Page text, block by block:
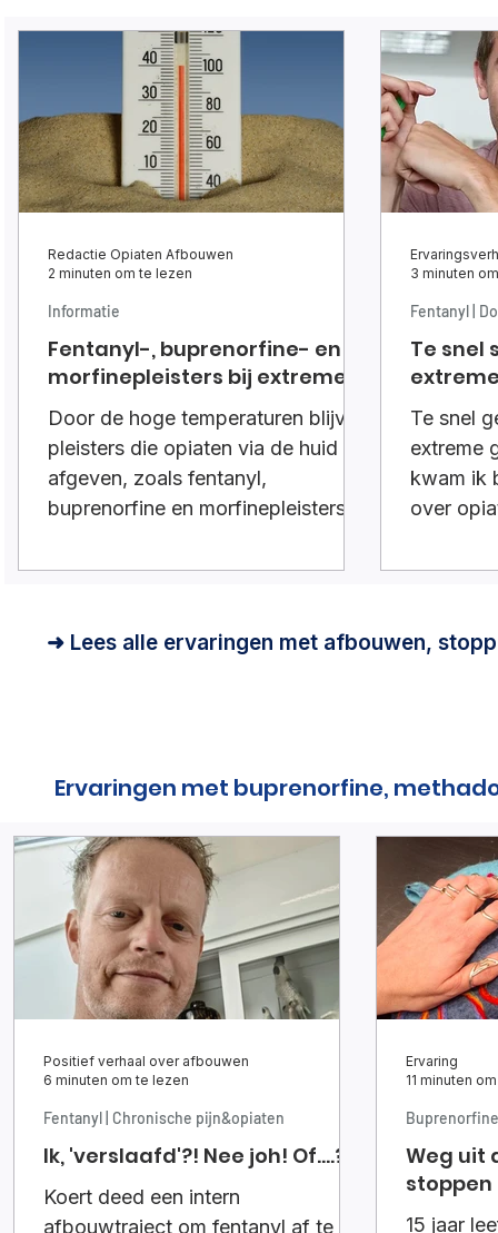
Fentanyl-, buprenorfine- en
morfinepleisters bij extreme
hitte
Door de hoge temperaturen blijven
pleisters die opiaten via de huid
afgeven, zoals fentanyl,
buprenorfine en morfinepleisters
gewoon van de huid af.Wat kun je
Informatie
Redactie Opiaten Afbouwen
2 minuten om te lezen
Te snel
Te snel
extreme
kwam ik
over
wat
Fentanyl |
3 minuten
➜ Lees alle ervaringen met afbouwen,
Ervaringen met buprenorfine,
Ik, 'verslaafd'?! Nee joh! Of....?
Koert deed een intern
afbouwtraject om fentanyl af te
Fentanyl | Chronische pijn&opiaten
Positief verhaal over afbouwen
6 minuten om te lezen
Weg uit
15 jaar
Buprenorfine
Ervaring
11 minuten